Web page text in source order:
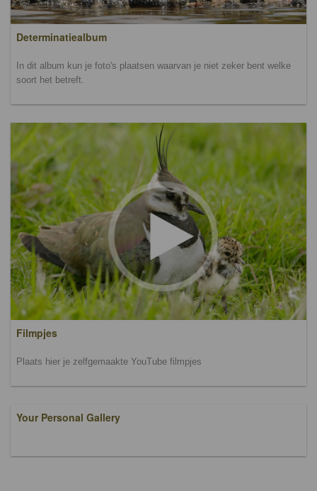
Determinatiealbum
In dit album kun je foto's plaatsen waarvan je niet zeker bent welke
soort het betreft.
Filmpjes
Plaats hier je zelfgemaakte YouTube filmpjes
Your Personal Gallery